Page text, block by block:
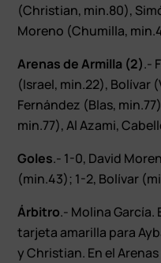
(Christian, min.80),
Moreno (Chumilla,
Arenas de Armilla (2).-
(Israel, min.22), Bolívar
Fernández (Blas,
min.77), Al Azami,
Goles.- 1-0, David
(min.43); 1-2, Bolívar
Árbitro.- Molina García.
tarjeta amarilla para
y Christian. En el